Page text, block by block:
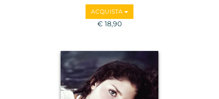
ACQUISTA
€ 18,90